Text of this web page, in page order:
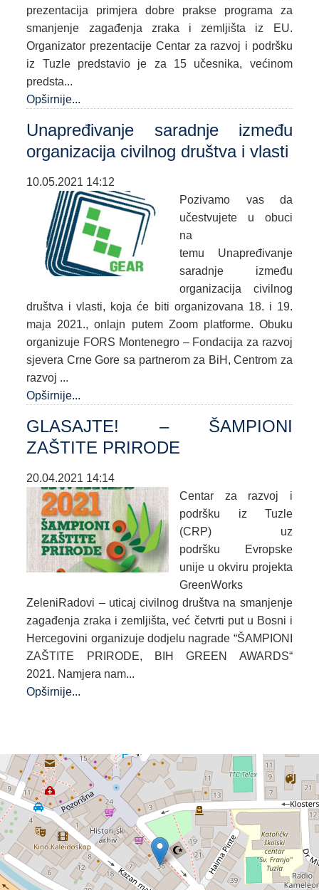
prezentacija primjera dobre prakse programa za
smanjenje zagađenja zraka i zemljišta iz EU.
Organizator prezentacije Centar za razvoj i podršku
iz Tuzle predstavio je za 15 učesnika, većinom
predsta...
Opširnije...
Unapređivanje saradnje između
organizacija civilnog društva i vlasti
10.05.2021 14:12
Pozivamo vas da
učestvujete u obuci
na
temu Unapređivanje
saradnje između
organizacija civilnog
društva i vlasti, koja će biti organizovana 18. i 19.
maja 2021., onlajn putem Zoom platforme. Obuku
organizuje FORS Montenegro – Fondacija za razvoj
sjevera Crne Gore sa partnerom za BiH, Centrom za
razvoj ...
Opširnije...
GLASAJTE! – ŠAMPIONI
ZAŠTITE PRIRODE
20.04.2021 14:14
Centar za razvoj i
podršku iz Tuzle
(CRP) uz
podršku Evropske
unije u okviru projekta
GreenWorks
ZeleniRadovi – uticaj civilnog društva na smanjenje
zagađenja zraka i zemljišta, već četvrti put u Bosni i
Hercegovini organizuje dodjelu nagrade “ŠAMPIONI
ZAŠTITE PRIRODE, BIH GREEN AWARDS“
2021. Namjera nam...
Opširnije...